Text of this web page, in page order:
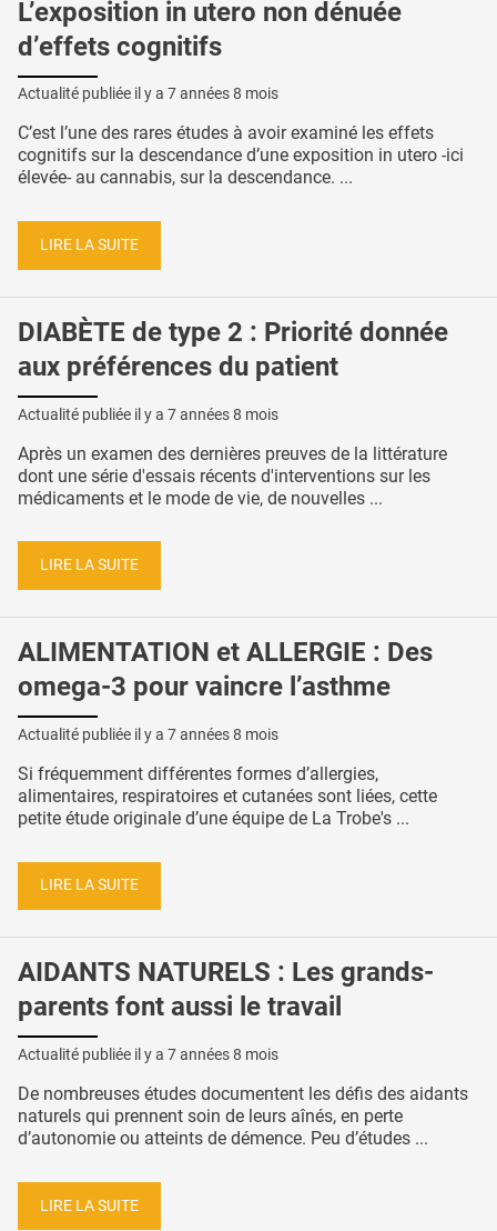
L’exposition in utero non dénuée
d’effets cognitifs
Actualité publiée il y a 7 années 8 mois
C’est l’une des rares études à avoir examiné les effets
cognitifs sur la descendance d’une exposition in utero -ici
élevée- au cannabis, sur la descendance. ...
LIRE LA SUITE
DIABÈTE de type 2 : Priorité donnée
aux préférences du patient
Actualité publiée il y a 7 années 8 mois
Après un examen des dernières preuves de la littérature
dont une série d'essais récents d'interventions sur les
médicaments et le mode de vie, de nouvelles ...
LIRE LA SUITE
ALIMENTATION et ALLERGIE : Des
omega-3 pour vaincre l’asthme
Actualité publiée il y a 7 années 8 mois
Si fréquemment différentes formes d’allergies,
alimentaires, respiratoires et cutanées sont liées, cette
petite étude originale d’une équipe de La Trobe's ...
LIRE LA SUITE
AIDANTS NATURELS : Les grands-
parents font aussi le travail
Actualité publiée il y a 7 années 8 mois
De nombreuses études documentent les défis des aidants
naturels qui prennent soin de leurs aînés, en perte
d’autonomie ou atteints de démence. Peu d’études ...
LIRE LA SUITE